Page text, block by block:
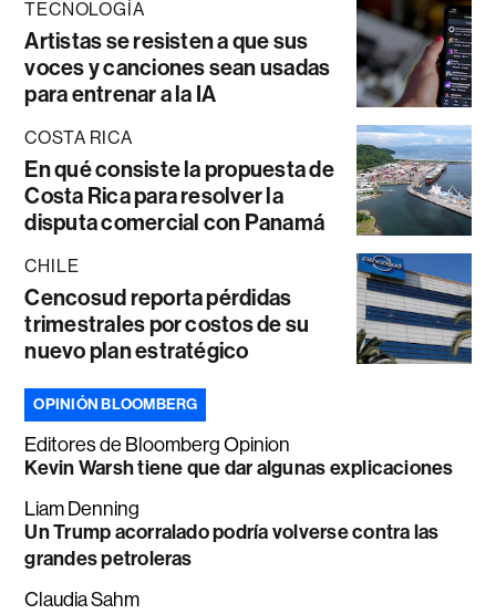
TECNOLOGÍA
Artistas se resisten a que sus
voces y canciones sean usadas
para entrenar a la IA
COSTA RICA
En qué consiste la propuesta de
Costa Rica para resolver la
disputa comercial con Panamá
CHILE
Cencosud reporta pérdidas
trimestrales por costos de su
nuevo plan estratégico
OPINIÓN BLOOMBERG
Editores de Bloomberg Opinion
Kevin Warsh tiene que dar algunas explicaciones
Liam Denning
Un Trump acorralado podría volverse contra las
grandes petroleras
Claudia Sahm